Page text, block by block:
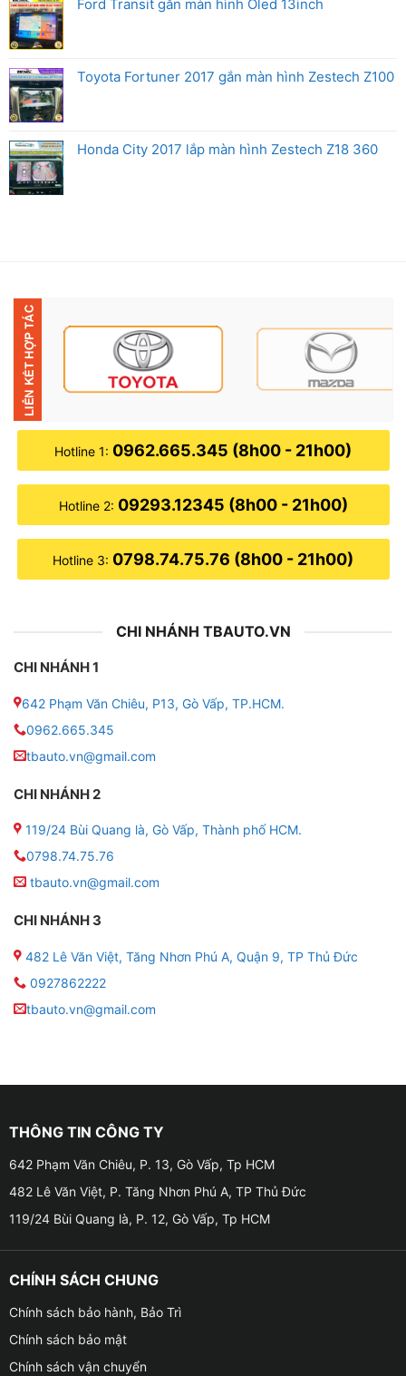
Ford Transit gắn màn hình Oled 13inch
Toyota Fortuner 2017 gắn màn hình Zestech Z100
Honda City 2017 lắp màn hình Zestech Z18 360
Hotline 1: 0962.665.345 (8h00 - 21h00)
Hotline 2: 09293.12345 (8h00 - 21h00)
Hotline 3: 0798.74.75.76 (8h00 - 21h00)
CHI NHÁNH TBAUTO.VN
CHI NHÁNH 1
642 Phạm Văn Chiêu, P13, Gò Vấp, TP.HCM.
0962.665.345
tbauto.vn@gmail.com
CHI NHÁNH 2
119/24 Bùi Quang là, Gò Vấp, Thành phố HCM.
0798.74.75.76
tbauto.vn@gmail.com
CHI NHÁNH 3
482 Lê Văn Việt, Tăng Nhơn Phú A, Quận 9, TP Thủ Đức
0927862222
tbauto.vn@gmail.com
THÔNG TIN CÔNG TY
642 Phạm Văn Chiêu, P. 13, Gò Vấp, Tp HCM
482 Lê Văn Việt, P. Tăng Nhơn Phú A, TP Thủ Đức
119/24 Bùi Quang là, P. 12, Gò Vấp, Tp HCM
CHÍNH SÁCH CHUNG
Chính sách bảo hành, Bảo Trì
Chính sách bảo mật
Chính sách vận chuyển